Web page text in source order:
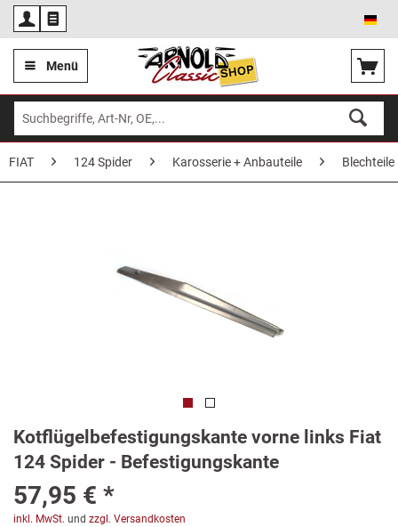
Menü
FIAT 124 Spider Karosserie + Anbauteile Blechteile
Kotflügelbefestigungskante vorne links Fiat
124 Spider - Befestigungskante
57,95 € *
inkl. MwSt. und zzgl. Versandkosten